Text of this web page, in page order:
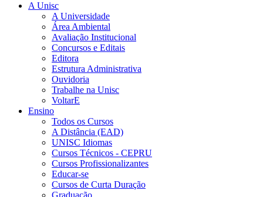
A Unisc
A Universidade
Área Ambiental
Avaliação Institucional
Concursos e Editais
Editora
Estrutura Administrativa
Ouvidoria
Trabalhe na Unisc
VoltarE
Ensino
Todos os Cursos
A Distância (EAD)
UNISC Idiomas
Cursos Técnicos - CEPRU
Cursos Profissionalizantes
Educar-se
Cursos de Curta Duração
Graduação